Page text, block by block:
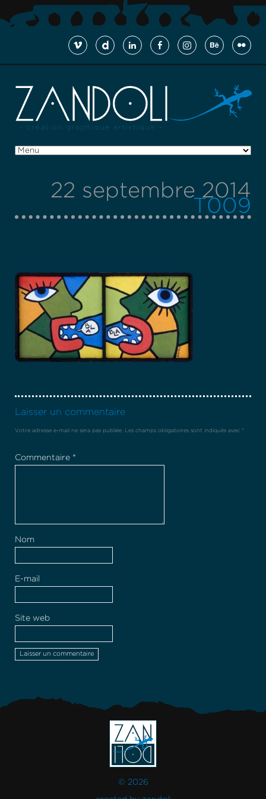
22 septembre 2014
T009
Laisser un commentaire
Votre adresse e-mail ne sera pas publiée. Les champs obligatoires sont indiqués avec *
Commentaire *
Nom
E-mail
Site web
© 2026